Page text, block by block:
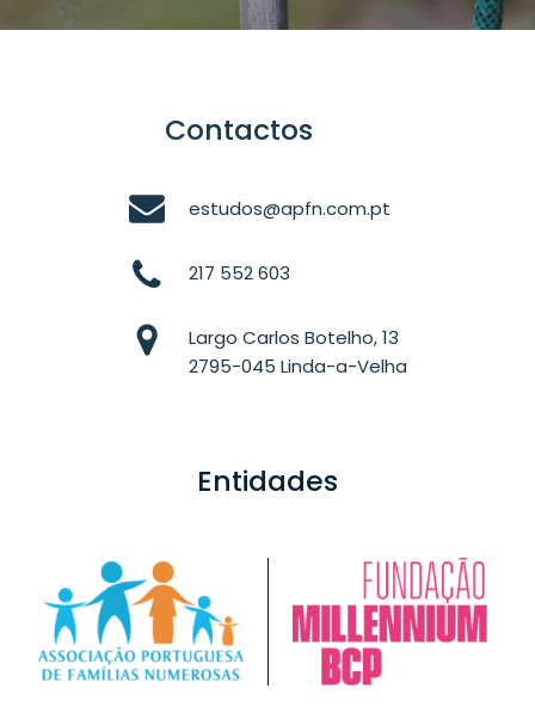
Contactos
estudos@apfn.com.pt
217 552 603
Largo Carlos Botelho, 13
2795-045 Linda-a-Velha
Entidades